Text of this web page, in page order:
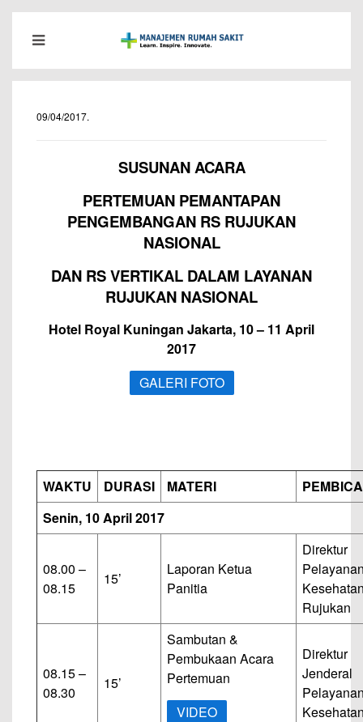
09/04/2017.
SUSUNANACARA
PERTEMUAN PEMANTAPAN
PENGEMBANGAN RS RUJUKAN
NASIONAL
DAN RS VERTIKAL DALAM LAYANAN
RUJUKAN NASIONAL
Hotel Royal Kuningan Jakarta, 10 – 11 April
2017
GALERI FOTO
WAKTU DURASI MATERI
Senin, 10 April 2017
08.00 –
08.15
15’
Laporan Ketua
Panitia
Direktur
Rujukan
08.15 –
08.30
15’
Sambutan &
Pembukaan Acara
Pertemuan
VIDEO
Direktur
Jenderal